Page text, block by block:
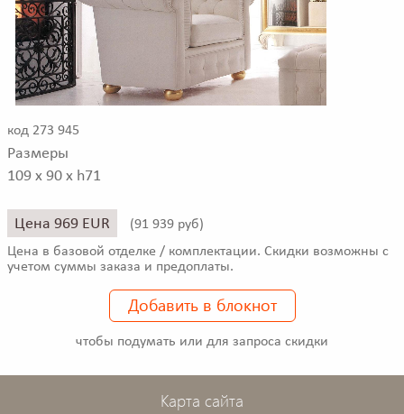
код 273 945
Размеры
109 x 90 x h71
Цена 969 EUR (91 939 руб)
Цена в базовой отделке / комплектации. Скидки возможны с
учетом суммы заказа и предоплаты.
Добавить в блокнот
чтобы подумать или для запроса скидки
Карта сайта